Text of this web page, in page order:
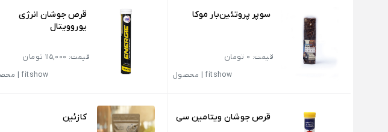
سوپر پروتئین‌بار موکا
قیمت: 0 تومان
fitshow
محصول
قرص جوشان انرژی
یوروویتال
قیمت: 115,000 تومان
fitshow
قرص جوشان ویتامین سی کازئین